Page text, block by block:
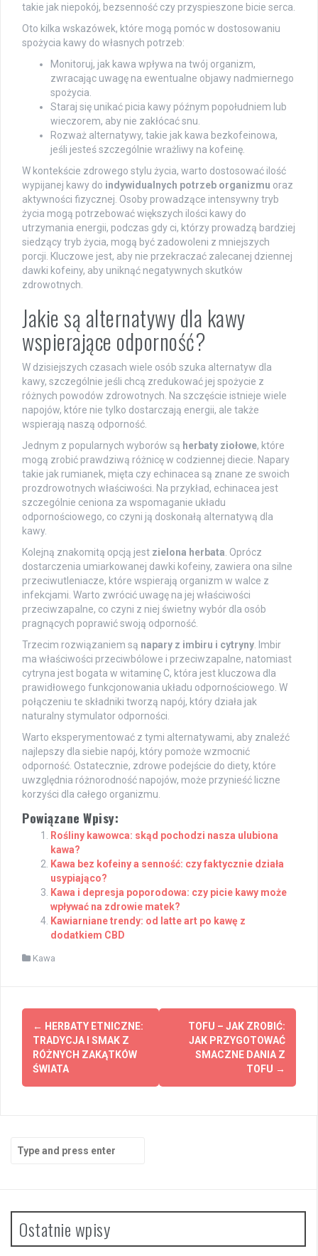
takie jak niepokój, bezsenność czy przyspieszone bicie serca.
Oto kilka wskazówek, które mogą pomóc w dostosowaniu
spożycia kawy do własnych potrzeb:
Monitoruj, jak kawa wpływa na twój organizm,
zwracając uwagę na ewentualne objawy nadmiernego
spożycia.
Staraj się unikać picia kawy późnym popołudniem lub
wieczorem, aby nie zakłócać snu.
Rozważ alternatywy, takie jak kawa bezkofeinowa,
jeśli jesteś szczególnie wrażliwy na kofeinę.
W kontekście zdrowego stylu życia, warto dostosować ilość
wypijanej kawy do indywidualnych potrzeb organizmu oraz
aktywności fizycznej. Osoby prowadzące intensywny tryb
życia mogą potrzebować większych ilości kawy do
utrzymania energii, podczas gdy ci, którzy prowadzą bardziej
siedzący tryb życia, mogą być zadowoleni z mniejszych
porcji. Kluczowe jest, aby nie przekraczać zalecanej dziennej
dawki kofeiny, aby uniknąć negatywnych skutków
zdrowotnych.
Jakie są alternatywy dla kawy
wspierające odporność?
W dzisiejszych czasach wiele osób szuka alternatyw dla
kawy, szczególnie jeśli chcą zredukować jej spożycie z
różnych powodów zdrowotnych. Na szczęście istnieje wiele
napojów, które nie tylko dostarczają energii, ale także
wspierają naszą odporność.
Jednym z popularnych wyborów są herbaty ziołowe, które
mogą zrobić prawdziwą różnicę w codziennej diecie. Napary
takie jak rumianek, mięta czy echinacea są znane ze swoich
prozdrowotnych właściwości. Na przykład, echinacea jest
szczególnie ceniona za wspomaganie układu
odpornościowego, co czyni ją doskonałą alternatywą dla
kawy.
Kolejną znakomitą opcją jest zielona herbata . Oprócz
dostarczenia umiarkowanej dawki kofeiny, zawiera ona silne
przeciwutleniacze, które wspierają organizm w walce z
infekcjami. Warto zwrócić uwagę na jej właściwości
przeciwzapalne, co czyni z niej świetny wybór dla osób
pragnących poprawić swoją odporność.
Trzecim rozwiązaniem są napary z imbiru i cytryny . Imbir
ma właściwości przeciwbólowe i przeciwzapalne, natomiast
cytryna jest bogata w witaminę C, która jest kluczowa dla
prawidłowego funkcjonowania układu odpornościowego. W
połączeniu te składniki tworzą napój, który działa jak
naturalny stymulator odporności.
Warto eksperymentować z tymi alternatywami, aby znaleźć
najlepszy dla siebie napój, który pomoże wzmocnić
odporność. Ostatecznie, zdrowe podejście do diety, które
uwzględnia różnorodność napojów, może przynieść liczne
korzyści dla całego organizmu.
Powiązane Wpisy:
Rośliny kawowca: skąd pochodzi nasza ulubiona
kawa?
Kawa bez kofeiny a senność: czy faktycznie działa
usypiająco?
Kawa i depresja poporodowa: czy picie kawy może
wpływać na zdrowie matek?
Kawiarniane trendy: od latte art po kawę z
dodatkiem CBD
Kawa
Post
navigation
← HERBATY ETNICZNE:
TRADYCJA I SMAK Z
RÓŻNYCH ZAKĄTKÓW
ŚWIATA
TOFU – JAK ZROBIĆ:
JAK PRZYGOTOWAĆ
SMACZNE DANIA Z
TOFU →
for:
Ostatnie wpisy